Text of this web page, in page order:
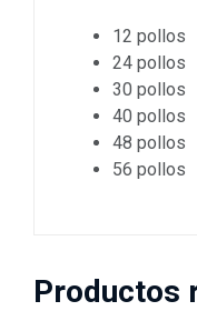
12 pollos
24 pollos
30 pollos
40 pollos
48 pollos
56 pollos
Productos